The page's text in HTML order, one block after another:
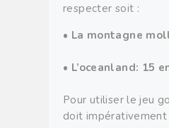
respecter soit :
• La montagne
• L’oceanland: 15
Pour utiliser le jeu
doit impérativement